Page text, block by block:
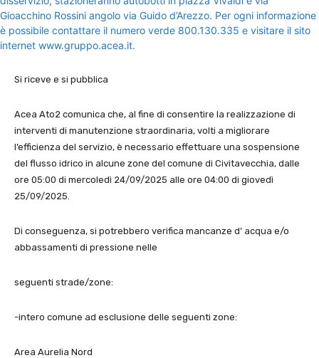
Si riceve e si pubblica
Acea Ato2 comunica che, al fine di consentire la realizzazione di
interventi di manutenzione straordinaria, volti a migliorare
l’efficienza del servizio, è necessario effettuare una sospensione
del flusso idrico in alcune zone del comune di Civitavecchia, dalle
ore 05:00 di mercoledì 24/09/2025 alle ore 04:00 di giovedì
25/09/2025.
Di conseguenza, si potrebbero verifica mancanze d’ acqua e/o
abbassamenti di pressione nelle
seguenti strade/zone:
-intero comune ad esclusione delle seguenti zone:
Area Aurelia Nord